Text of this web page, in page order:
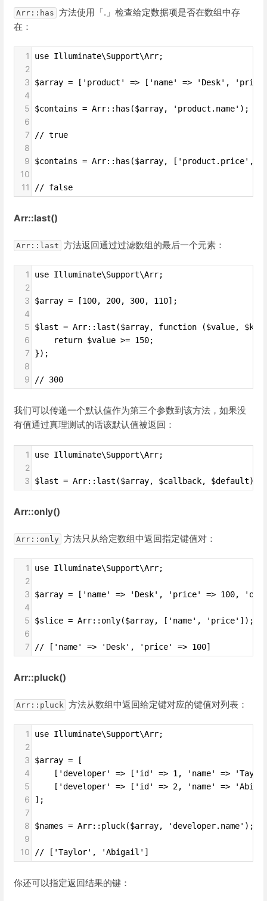
Arr::has 方法使用「.」检查给定数据项是否在数组中存
在：
1 use Illuminate\Support\Arr;
2
3
$array = ['product' => ['name' => 'Desk',
4
5
$contains = Arr::has($array, 'product.name');
6
7
// true
8
9
$contains = Arr::has($array, ['product.price',
10
11
// false
Arr::last()
Arr::last 方法返回通过过滤数组的最后一个元素：
1 use Illuminate\Support\Arr;
2
3
$array = [100, 200, 300, 110];
4
5
$last = Arr::last($array, function ($value,
6
    return $value >= 150;
7 });
8
9
// 300
我们可以传递一个默认值作为第三个参数到该方法，如果没
有值通过真理测试的话该默认值被返回：
1 use Illuminate\Support\Arr;
2
3
$last = Arr::last($array, $callback, $default);
Arr::only()
Arr::only 方法只从给定数组中返回指定键值对：
1 use Illuminate\Support\Arr;
2
3
$array = ['name' => 'Desk', 'price' => 100,
4
5
$slice = Arr::only($array, ['name', 'price']);
6
7
// ['name' => 'Desk', 'price' => 100]
Arr::pluck()
Arr::pluck 方法从数组中返回给定键对应的键值对列表：
1 use Illuminate\Support\Arr;
2
3
$array = [
4
['developer' => ['id' => 1, 'name' =>
5
['developer' => ['id' => 2, 'name' =>
6 ];
7
8
$names = Arr::pluck($array, 'developer.name');
9
10
// ['Taylor', 'Abigail']
你还可以指定返回结果的键：